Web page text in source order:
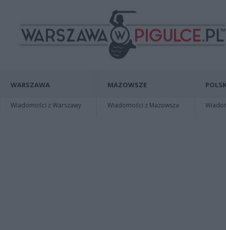
WARSZAWA
Wiadomości z Warszawy
MAZOWSZE
Wiadomości z Mazowsza